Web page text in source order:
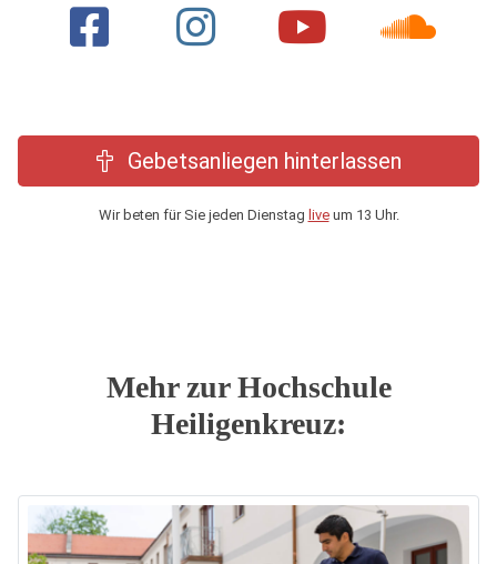
Gebetsanliegen hinterlassen
Wir beten für Sie jeden Dienstag liveum 13 Uhr.
Mehr zur Hochschule
Heiligenkreuz: